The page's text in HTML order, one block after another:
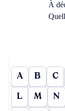
À
A B C
L M N